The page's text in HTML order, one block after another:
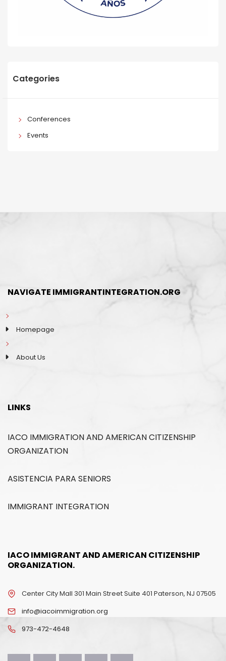
Categories
Conferences
Events
NAVIGATE IMMIGRANTINTEGRATION.ORG
Homepage
About Us
LINKS
IACO IMMIGRATION AND AMERICAN CITIZENSHIP
ORGANIZATION
ASISTENCIA PARA SENIORS
IMMIGRANT INTEGRATION
IACO IMMIGRANT AND AMERICAN CITIZENSHIP
ORGANIZATION.
Center City Mall 301 Main Street Suite 401 Paterson, NJ 07505
info@iacoimmigration.org
973-472-4648